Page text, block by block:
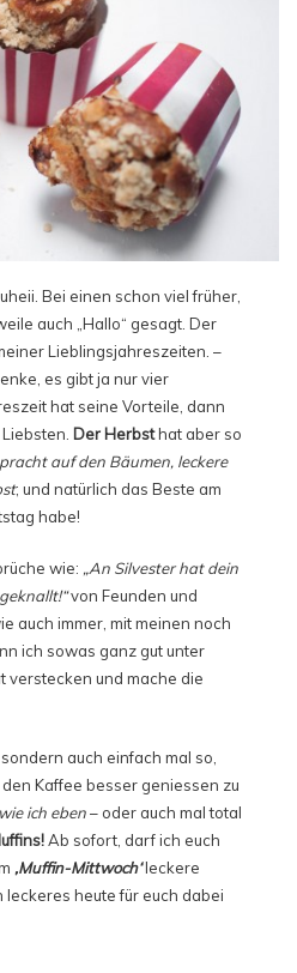
Bei einen schon viel früher,
auch „Hallo“ gesagt. Der
Lieblingsjahreszeiten. –
es gibt ja nur vier
hat seine Vorteile, dann
Der Herbsthat aber so
auf den Bäumen, leckere
; und natürlich das Beste am
habe!
wie: „An Silvester hat dein
von Feunden und
auch immer, mit meinen noch
ich sowas ganz gut unter
verstecken und mache die
auch einfach mal so,
Kaffee besser geniessen zu
ich eben– oder auch mal total
Ab sofort, darf ich euch
‚Muffin-Mittwoch‘leckere
leckeres heute für euch dabei